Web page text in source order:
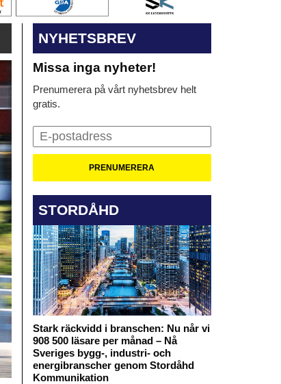
NYHETSBREV
Missa inga nyheter!
Prenumerera på vårt nyhetsbrev helt
gratis.
STORDÅHD
Stark räckvidd i branschen: Nu når vi
908 500 läsare per månad – Nå
Sveriges bygg-, industri- och
energibranscher genom Stordåhd
Kommunikation